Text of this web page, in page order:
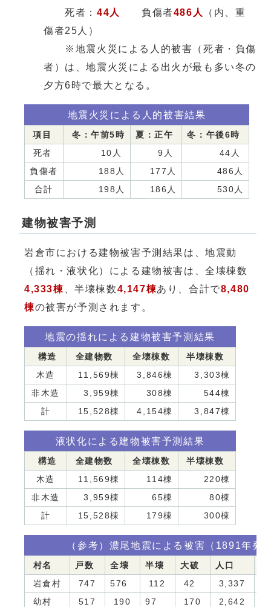
死者： 44人 負傷者486人
（内、重
傷者25人）
※地震火災による人的被害（死者・負傷
者）は、地震火災による出火が最も多い冬の
夕方6時で最大となる。
地震火災による人的被害結果
項目 冬：午前5時 夏：正午
冬：午後6時
死者
10人 9人
44人
負傷者
188人 177人
486人
合計
198人 186人 530人
建物被害予測
岩倉市における建物被害予測結果は、地震動
（揺れ・液状化）による建物被害は、全壊棟数
4,333棟 、半壊棟数4,147棟あり、合計で8,480
棟の被害が予測されます。
地震の揺れによる建物被害予測結果
構造 全建物数 全壊棟数
半壊棟数
木造
11,569棟 3,846棟
3,303棟
非木造
3,959棟 308棟
544棟
計
15,528棟 4,154棟 3,847棟
液状化による建物被害予測結果
構造 全建物数 全壊棟数
半壊棟数
木造
11,569棟 114棟
220棟
非木造
3,959棟 65棟
80棟
計
15,528棟 179棟 300棟
（参考）濃尾地震による被害（1891年発
村名 戸数 全壊 半壊 大破 人口
岩倉村
747 576 112 42 3,337
幼村
517 190 97 170 2,642